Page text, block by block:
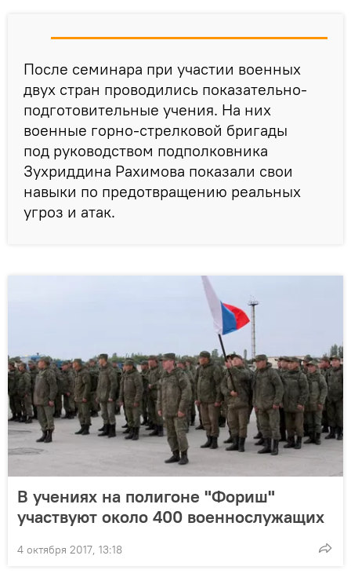
После семинара при участии военных
двух стран проводились показательно-
подготовительные учения. На них
военные горно-стрелковой бригады
под руководством подполковника
Зухриддина Рахимова показали свои
навыки по предотвращению реальных
угроз и атак.
В учениях на полигоне "Фориш"
участвуют около 400 военнослужащих
4 октября 2017, 13:18